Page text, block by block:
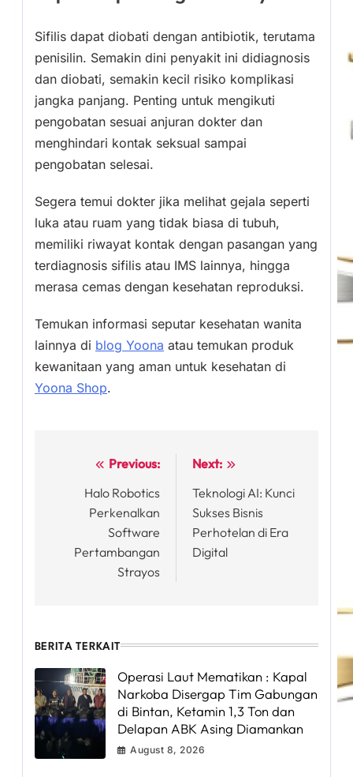
Sifilis dapat diobati dengan antibiotik, terutama
penisilin. Semakin dini penyakit ini didiagnosis
dan diobati, semakin kecil risiko komplikasi
jangka panjang. Penting untuk mengikuti
pengobatan sesuai anjuran dokter dan
menghindari kontak seksual sampai
pengobatan selesai.
Segera temui dokter jika melihat gejala seperti
luka atau ruam yang tidak biasa di tubuh,
memiliki riwayat kontak dengan pasangan yang
terdiagnosis sifilis atau IMS lainnya, hingga
merasa cemas dengan kesehatan reproduksi.
Temukan informasi seputar kesehatan wanita
lainnya di blog Yoona atau temukan produk
kewanitaan yang aman untuk kesehatan di
Yoona Shop.
navigation
Previous:
Halo Robotics
Perkenalkan
Software
Pertambangan
Strayos
Next:
Teknologi AI: Kunci
Sukses Bisnis
Perhotelan di Era
Digital
BERITA TERKAIT
Operasi Laut Mematikan : Kapal
Narkoba Disergap Tim Gabungan
di Bintan, Ketamin 1,3 Ton dan
Delapan ABK Asing Diamankan
August 8, 2026